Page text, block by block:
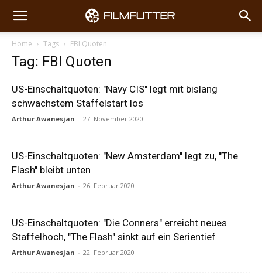
Home Tags FBI Quoten
Tag: FBI Quoten
US-Einschaltquoten: "Navy CIS" legt mit bislang
schwächstem Staffelstart los
Arthur Awanesjan - 27. November 2020
US-Einschaltquoten: "New Amsterdam" legt zu, "The
Flash" bleibt unten
Arthur Awanesjan - 26. Februar 2020
US-Einschaltquoten: "Die Conners" erreicht neues
Staffelhoch, "The Flash" sinkt auf ein Serientief
Arthur Awanesjan - 22. Februar 2020